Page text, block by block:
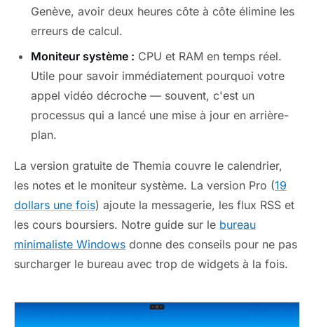
Genève, avoir deux heures côte à côte élimine les
erreurs de calcul.
Moniteur système : CPU et RAM en temps réel.
Utile pour savoir immédiatement pourquoi votre
appel vidéo décroche — souvent, c'est un
processus qui a lancé une mise à jour en arrière-
plan.
La version gratuite de Themia couvre le calendrier,
les notes et le moniteur système. La version Pro (19
dollars une fois) ajoute la messagerie, les flux RSS et
les cours boursiers. Notre guide sur le bureau
minimaliste Windows donne des conseils pour ne pas
surcharger le bureau avec trop de widgets à la fois.